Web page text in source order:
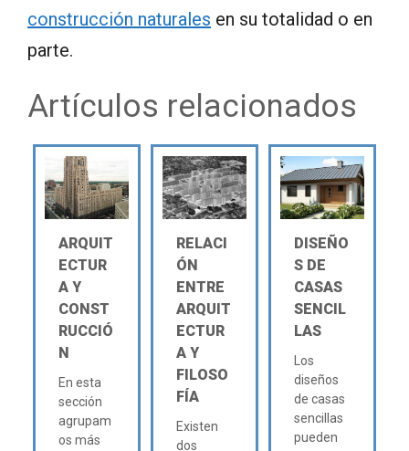
construcción naturales en su totalidad o en
parte.
Artículos relacionados
ARQUIT
ECTUR
A Y
CONST
RUCCIÓ
N
En esta
sección
agrupam
os más
RELACI
ÓN
ENTRE
ARQUIT
ECTUR
A Y
FILOSO
FÍA
Existen
dos
DISEÑO
S DE
CASAS
SENCIL
LAS
Los
diseños
de casas
sencillas
pueden